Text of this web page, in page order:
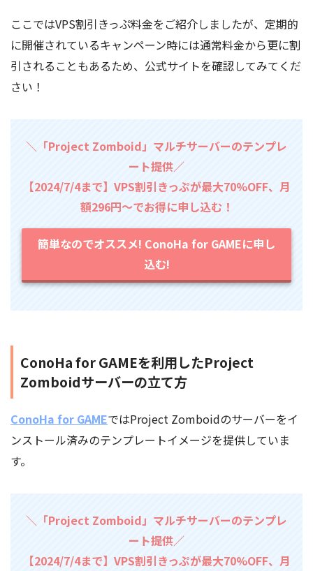
ここではVPS割引きっぷ料金をご紹介しましたが、定期的
に開催されているキャンペーン時には通常料金から更に割
引されることもあるため、公式サイトを確認してみてくだ
さい！
＼「Project Zomboid」マルチサーバーのテンプレ
ート提供／
【2024/7/4まで】VPS割引きっぷが最大70%OFF、月
額296円～でお得に申し込む！
簡単なのでオススメ! ConoHa for GAMEに申し
込む!
ConoHa for GAMEを利用したProject
Zomboidサーバーの立て方
ConoHa for GAMEではProject Zomboidのサーバーをイ
ンストール済みのテンプレートイメージを提供していま
す。
＼「Project Zomboid」マルチサーバーのテンプレ
ート提供／
【2024/7/4まで】VPS割引きっぷが最大70%OFF、月